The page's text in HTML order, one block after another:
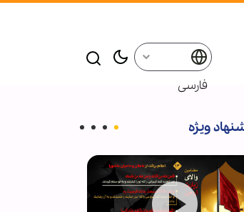
فارسی
ویژه